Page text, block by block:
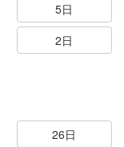
5日
2日
26日